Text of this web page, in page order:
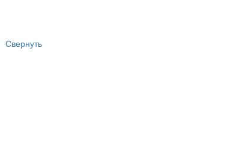
Свернуть